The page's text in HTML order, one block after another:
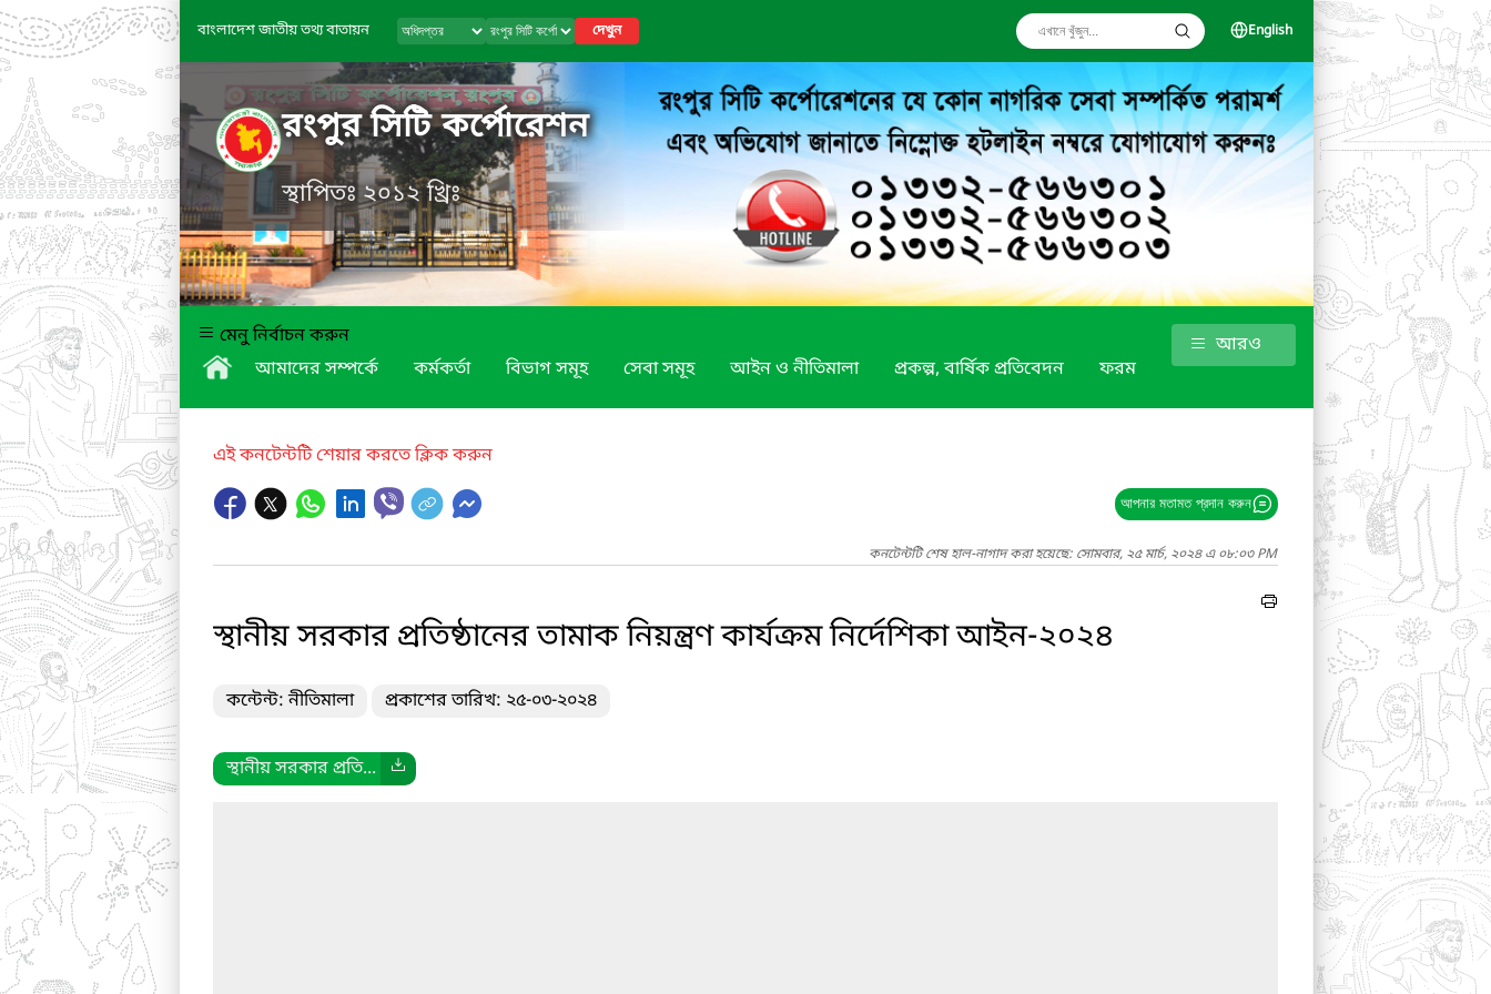
বাংলাদেশ জাতীয় তথ্য বাতায়ন দেখুন English
রংপুর সিটি কর্পোরেশন
স্থাপিতঃ ২০১২ খ্রিঃ
মেনু নির্বাচন করুন
আমাদের সম্পর্কে
কর্মকর্তা বিভাগ সমূহ সেবা সমূহ আইন ও নীতিমালা প্রকল্প, বার্ষিক প্রতিবেদন ফরম
আরও
এই কনটেন্টটি শেয়ার করতে ক্লিক করুন
আপনার মতামত প্রদান করুন
কনটেন্টটি শেষ হাল-নাগাদ করা হয়েছে: সোমবার, ২৫ মার্চ, ২০২৪ এ ০৮:০৩ PM
স্থানীয় সরকার প্রতিষ্ঠানের তামাক নিয়ন্ত্রণ কার্যক্রম নির্দেশিকা আইন-২০২৪
কন্টেন্ট: নীতিমালা প্রকাশের তারিখ: ২৫-০৩-২০২৪
স্থানীয় সরকার প্রতি...